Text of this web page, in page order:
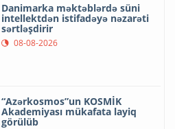
Danimarka məktəblərdə süni
intellektdən istifadəyə nəzarəti
sərtləşdirir
08-08-2026
“Azərkosmos”un KOSMİK
Akademiyası mükafata layiq
görülüb